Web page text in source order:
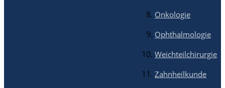
Onkologie
Ophthalmologie
Weichteilchirurgie
Zahnheilkunde